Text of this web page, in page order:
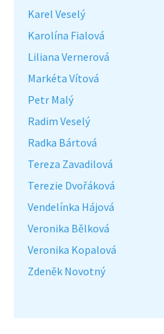
Karel Veselý
Karolína Fialová
Liliana Vernerová
Markéta Vítová
Petr Malý
Radim Veselý
Radka Bártová
Tereza Zavadilová
Terezie Dvořáková
Vendelínka Hájová
Veronika Bělková
Veronika Kopalová
Zdeněk Novotný